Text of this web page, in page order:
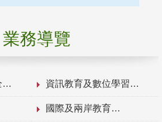
業務導覽
資訊教育及數位學習
國際及兩岸教育